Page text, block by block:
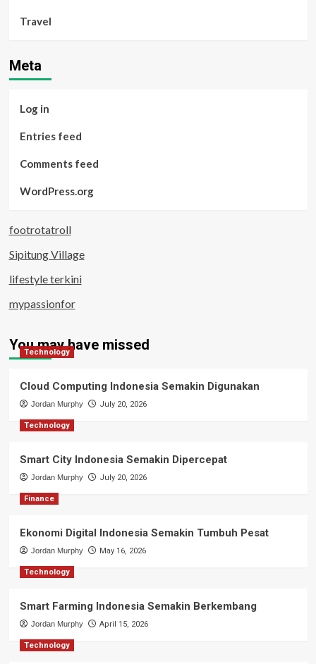
Travel
Meta
Log in
Entries feed
Comments feed
WordPress.org
footrotatroll
Sipitung Village
lifestyle terkini
mypassionfor
You may have missed
Technology
Cloud Computing Indonesia Semakin Digunakan
Jordan Murphy July 20, 2026
Technology
Smart City Indonesia Semakin Dipercepat
Jordan Murphy July 20, 2026
Finance
Ekonomi Digital Indonesia Semakin Tumbuh Pesat
Jordan Murphy May 16, 2026
Technology
Smart Farming Indonesia Semakin Berkembang
Jordan Murphy April 15, 2026
Technology